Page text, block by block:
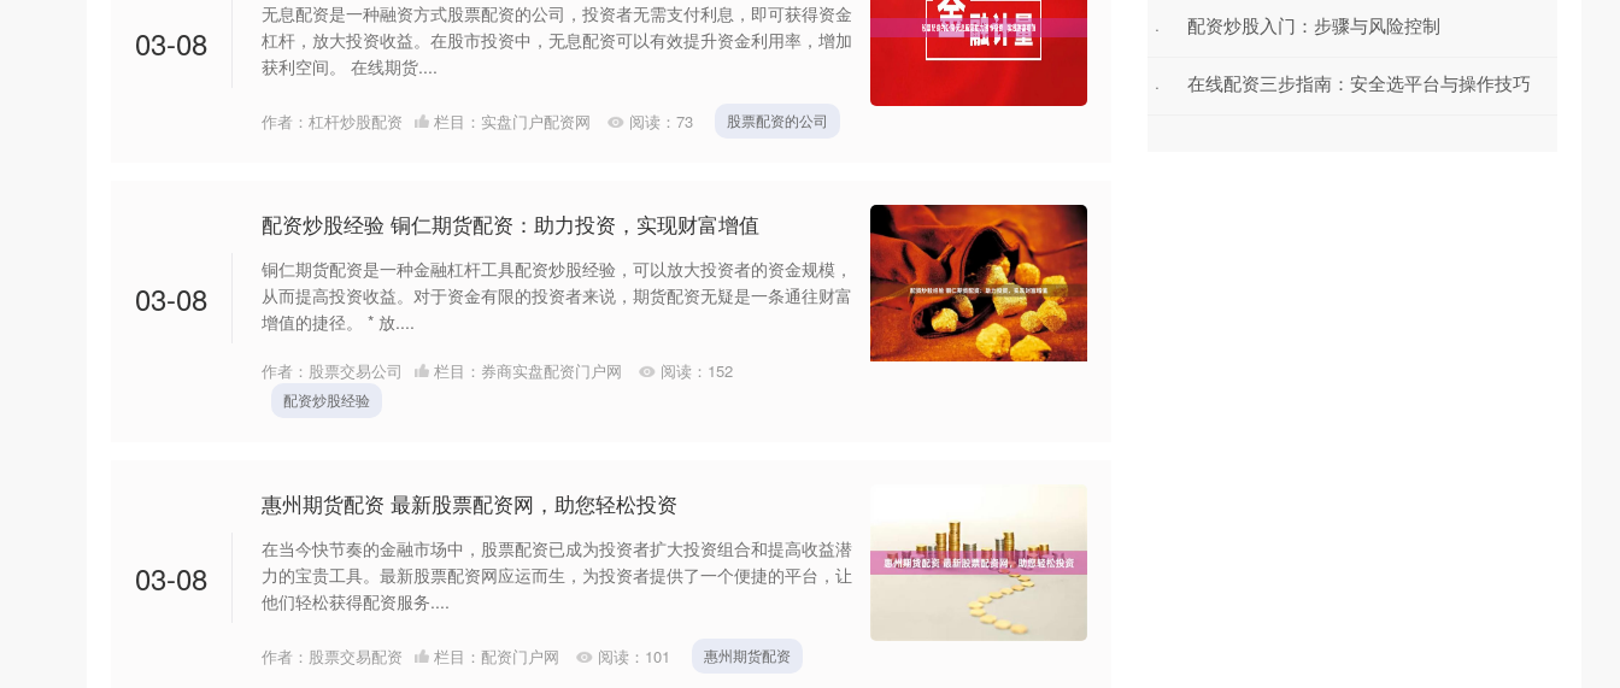
03-08
无息配资是一种融资方式股票配资的公司，投资者无需支付利息，即可获得资金
杠杆，放大投资收益。在股市投资中，无息配资可以有效提升资金利用率，增加
获利空间。 在线期货....
作者：杠杆炒股配资 栏目： 实盘门户配资网 阅读： 73 股票配资的公司
03-08
配资炒股经验 铜仁期货配资：助力投资，实现财富增值
铜仁期货配资是一种金融杠杆工具配资炒股经验，可以放大投资者的资金规模，
从而提高投资收益。对于资金有限的投资者来说，期货配资无疑是一条通往财富
增值的捷径。 * 放....
作者：股票交易公司 栏目： 券商实盘配资门户网 阅读： 152
配资炒股经验
03-08
惠州期货配资 最新股票配资网，助您轻松投资
在当今快节奏的金融市场中，股票配资已成为投资者扩大投资组合和提高收益潜
力的宝贵工具。最新股票配资网应运而生，为投资者提供了一个便捷的平台，让
他们轻松获得配资服务....
作者：股票交易配资 栏目： 配资门户网 阅读： 101 惠州期货配资
· 配资炒股入门：步骤与风险控制
· 在线配资三步指南：安全选平台与操作技巧